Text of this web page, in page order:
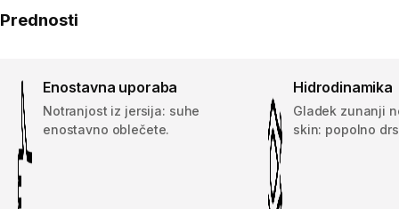
Prednosti
Enostavna uporaba
Notranjost iz jersija: suhe
enostavno oblečete.
Hidrodinamika
Gladek zunanji
skin: popolno